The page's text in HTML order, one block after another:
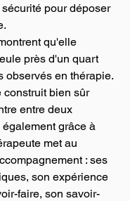
pour déposer
qu'elle
près d'un quart
observés en thérapie.
construit bien sûr
entre deux
grâce à
met au
: ses
son expérience
faire, son savoir-